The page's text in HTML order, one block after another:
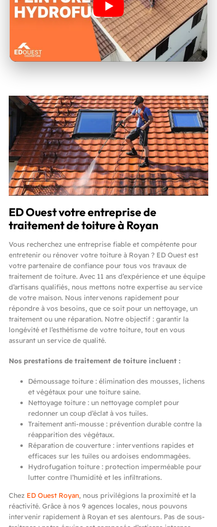
ED Ouest votre entreprise de
traitement de toiture à Royan
Vous recherchez une entreprise fiable et compétente pour
entretenir ou rénover votre toiture à Royan ? ED Ouest est
votre partenaire de confiance pour tous vos travaux de
traitement de toiture. Avec 11 ans d’expérience et une équipe
d’artisans qualifiés, nous mettons notre expertise au service
de votre maison. Nous intervenons rapidement pour
répondre à vos besoins, que ce soit pour un nettoyage, un
traitement ou une réparation. Notre objectif : garantir la
longévité et l’esthétisme de votre toiture, tout en vous
assurant un service de qualité.
Nos prestations de traitement de toiture incluent :
Démoussage toiture : élimination des mousses, lichens
et végétaux pour une toiture saine.
Nettoyage toiture : un nettoyage complet pour
redonner un coup d’éclat à vos tuiles.
Traitement anti-mousse : prévention durable contre la
réapparition des végétaux.
Réparation de couverture : interventions rapides et
efficaces sur les tuiles ou ardoises endommagées.
Hydrofugation toiture : protection imperméable pour
lutter contre l’humidité et les infiltrations.
Chez ED Ouest Royan, nous privilégions la proximité et la
réactivité. Grâce à nos 9 agences locales, nous pouvons
intervenir rapidement à Royan et ses alentours. Pas de sous-